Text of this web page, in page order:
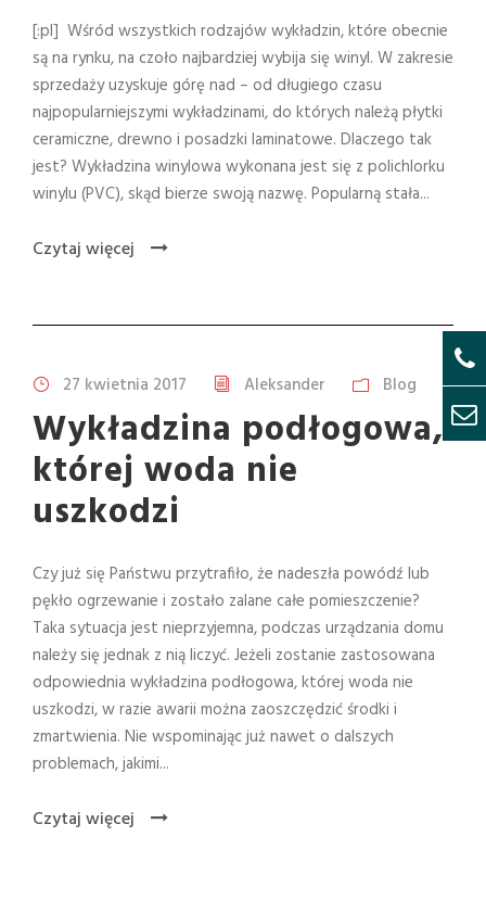
[:pl] Wśród wszystkich rodzajów wykładzin, które obecnie
są na rynku, na czoło najbardziej wybija się winyl. W zakresie
sprzedaży uzyskuje górę nad – od długiego czasu
najpopularniejszymi wykładzinami, do których należą płytki
ceramiczne, drewno i posadzki laminatowe. Dlaczego tak
jest? Wykładzina winylowa wykonana jest się z polichlorku
winylu (PVC), skąd bierze swoją nazwę. Popularną stała...
Czytaj więcej
27 kwietnia 2017 Aleksander Blog
Wykładzina podłogowa,
której woda nie
uszkodzi
Czy już się Państwu przytrafiło, że nadeszła powódź lub
pękło ogrzewanie i zostało zalane całe pomieszczenie?
Taka sytuacja jest nieprzyjemna, podczas urządzania domu
należy się jednak z nią liczyć. Jeżeli zostanie zastosowana
odpowiednia wykładzina podłogowa, której woda nie
uszkodzi, w razie awarii można zaoszczędzić środki i
zmartwienia. Nie wspominając już nawet o dalszych
problemach, jakimi...
Czytaj więcej